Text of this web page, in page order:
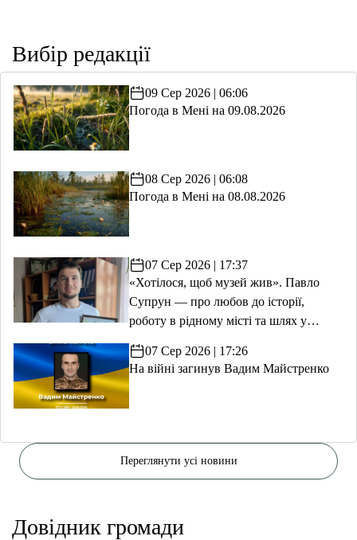
Вибір редакції
09 Сер 2026 | 06:06
Погода в Мені на 09.08.2026
08 Сер 2026 | 06:08
Погода в Мені на 08.08.2026
07 Сер 2026 | 17:37
«Хотілося, щоб музей жив». Павло
Супрун — про любов до історії,
роботу в рідному місті та шлях у
07 Сер 2026 | 17:26
На війні загинув Вадим Майстренко
Переглянути усі новини
Довідник громади